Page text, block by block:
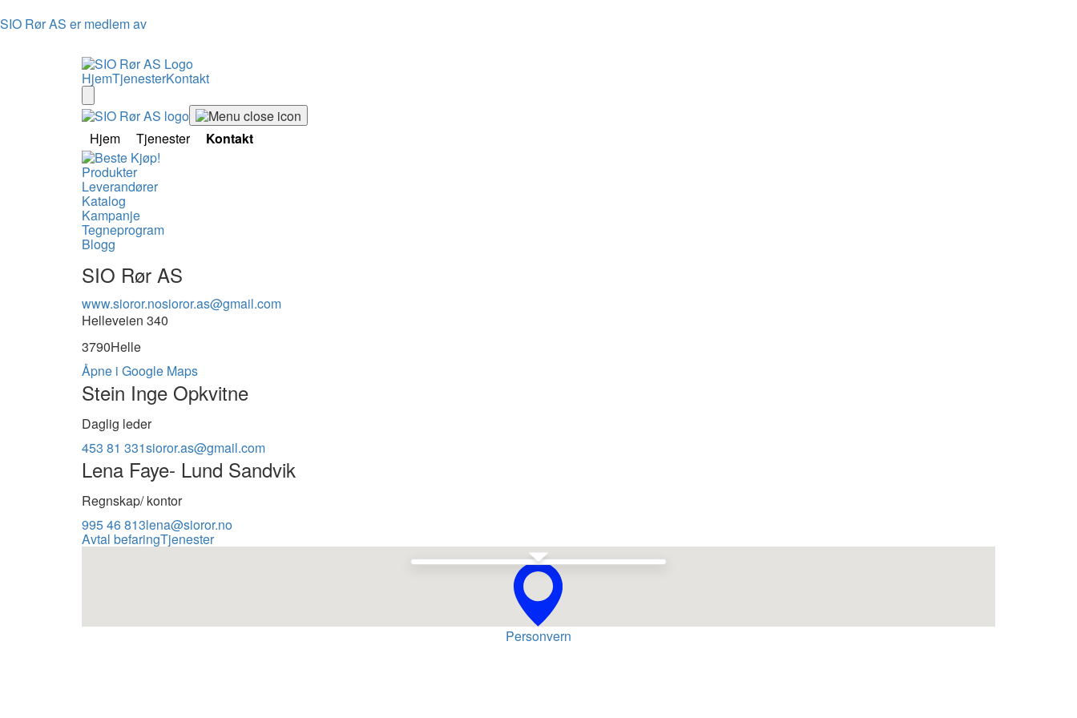
SIO Rør AS er medlem av
HjemTjenesterKontakt
Hjem Tjenester
Kontakt
Produkter
Leverandører
Katalog
Kampanje
Tegneprogram
Blogg
SIO Rør AS
www.sioror.nosioror.as@gmail.com
Helleveien 340
3790Helle
Åpne i Google Maps
Stein Inge Opkvitne
Daglig leder
453 81 331sioror.as@gmail.com
Lena Faye- Lund Sandvik
Regnskap/ kontor
995 46 813lena@sioror.no
Avtal befaringTjenester
Personvern